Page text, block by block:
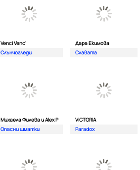
Venci Venc'
Слънчогледи
Дара Екимова
Славата
Михаела Филева и Alex P
Опасни шматки
VICTORIA
Paradox